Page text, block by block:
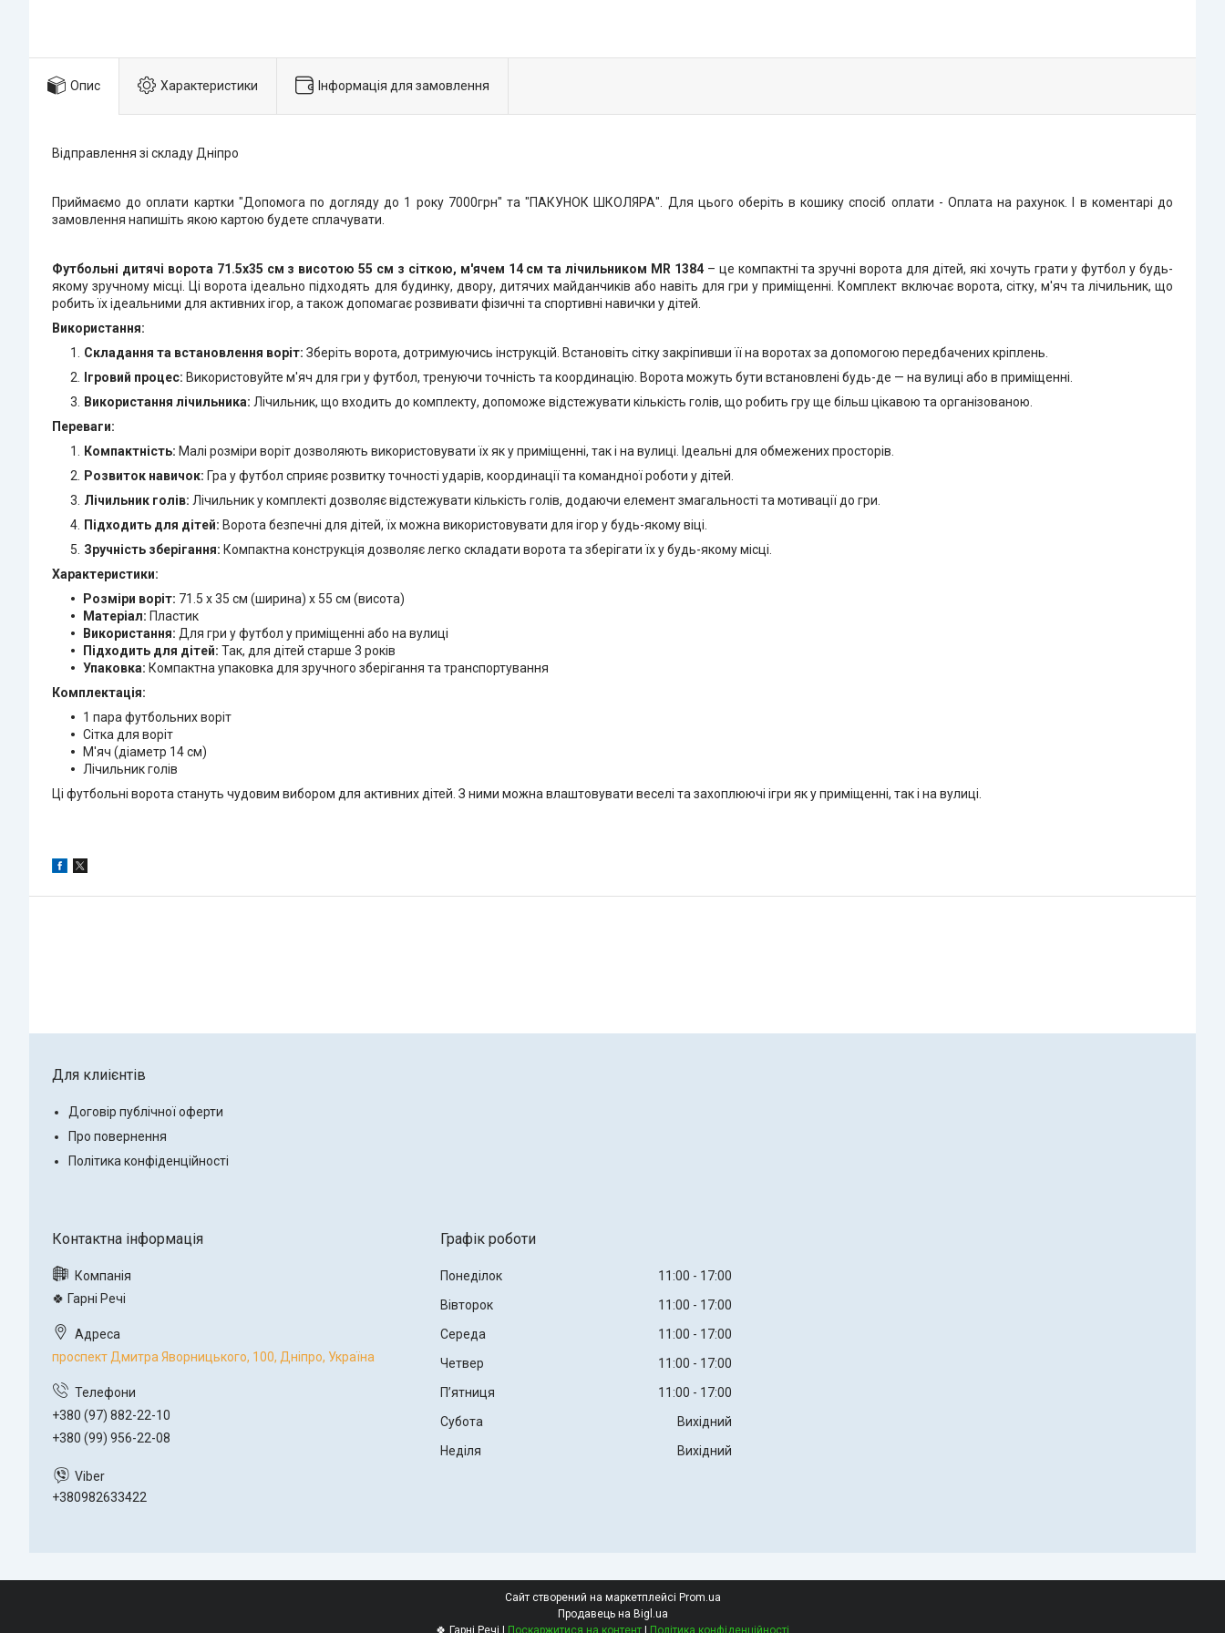
Опис Характеристики Інформація для замовлення
Відправлення зі складу Дніпро
Приймаємо до оплати картки "Допомога по догляду до 1 року 7000грн" та "ПАКУНОК ШКОЛЯРА". Для цього оберіть в кошику спосіб оплати - Оплата на рахунок. І в коментарі до
замовлення напишіть якою картою будете сплачувати.
Футбольні дитячі ворота 71.5х35 см з висотою 55 см з сіткою, м'ячем 14 см та лічильником MR 1384– це компактні та зручні ворота для дітей, які хочуть грати у футбол у будь-
якому зручному місці. Ці ворота ідеально підходять для будинку, двору, дитячих майданчиків або навіть для гри у приміщенні. Комплект включає ворота, сітку, м'яч та лічильник, що
робить їх ідеальними для активних ігор, а також допомагає розвивати фізичні та спортивні навички у дітей.
Використання:
Складання та встановлення воріт: Зберіть ворота, дотримуючись інструкцій. Встановіть сітку закріпивши її на воротах за допомогою передбачених кріплень.
Ігровий процес: Використовуйте м'яч для гри у футбол, тренуючи точність та координацію. Ворота можуть бути встановлені будь-де — на вулиці або в приміщенні.
Використання лічильника: Лічильник, що входить до комплекту, допоможе відстежувати кількість голів, що робить гру ще більш цікавою та організованою.
Переваги:
Компактність: Малі розміри воріт дозволяють використовувати їх як у приміщенні, так і на вулиці. Ідеальні для обмежених просторів.
Розвиток навичок: Гра у футбол сприяє розвитку точності ударів, координації та командної роботи у дітей.
Лічильник голів: Лічильник у комплекті дозволяє відстежувати кількість голів, додаючи елемент змагальності та мотивації до гри.
Підходить для дітей: Ворота безпечні для дітей, їх можна використовувати для ігор у будь-якому віці.
Зручність зберігання: Компактна конструкція дозволяє легко складати ворота та зберігати їх у будь-якому місці.
Характеристики:
Розміри воріт: 71.5 х 35 см (ширина) х 55 см (висота)
Матеріал: Пластик
Використання: Для гри у футбол у приміщенні або на вулиці
Підходить для дітей: Так, для дітей старше 3 років
Упаковка: Компактна упаковка для зручного зберігання та транспортування
Комплектація:
1 пара футбольних воріт
Сітка для воріт
М'яч (діаметр 14 см)
Лічильник голів
Ці футбольні ворота стануть чудовим вибором для активних дітей. З ними можна влаштовувати веселі та захоплюючі ігри як у приміщенні, так і на вулиці.
Для клиієнтів
Договір публічної оферти
Про повернення
Політика конфіденційності
🍀 Гарні Речі
проспект Дмитра Яворницького, 100, Дніпро, Україна
+380 (97) 882-22-10
+380 (99) 956-22-08
+380982633422
Графік роботи
Понеділок 11:00
17:00
Вівторок
11:00
17:00
Середа
11:00
17:00
Четвер
11:00
17:00
Пʼятниця
11:00
17:00
Субота
Вихідний
Неділя
Вихідний
Сайт створений на маркетплейсі Prom.ua
Продавець на Bigl.ua
🍀 Гарні Речі | Поскаржитися на контент | Політика конфіденційності